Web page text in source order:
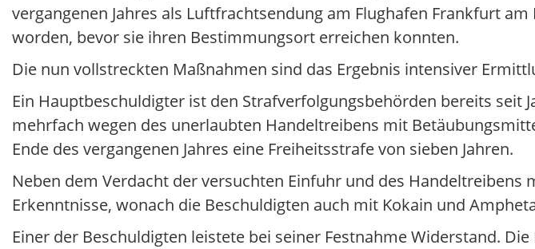
vergangenen Jahres als Luftfrachtsendung am Flughafen Frankfurt
worden, bevor sie ihren Bestimmungsort erreichen konnten.
Die nun vollstreckten Maßnahmen sind das Ergebnis intensiver
Ein Hauptbeschuldigter ist den Strafverfolgungsbehörden bereits seit
mehrfach wegen des unerlaubten Handeltreibens mit
Ende des vergangenen Jahres eine Freiheitsstrafe von sieben Jahren.
Neben dem Verdacht der versuchten Einfuhr und des
Erkenntnisse, wonach die Beschuldigten auch mit Kokain und
Einer der Beschuldigten leistete bei seiner Festnahme Widerstand.